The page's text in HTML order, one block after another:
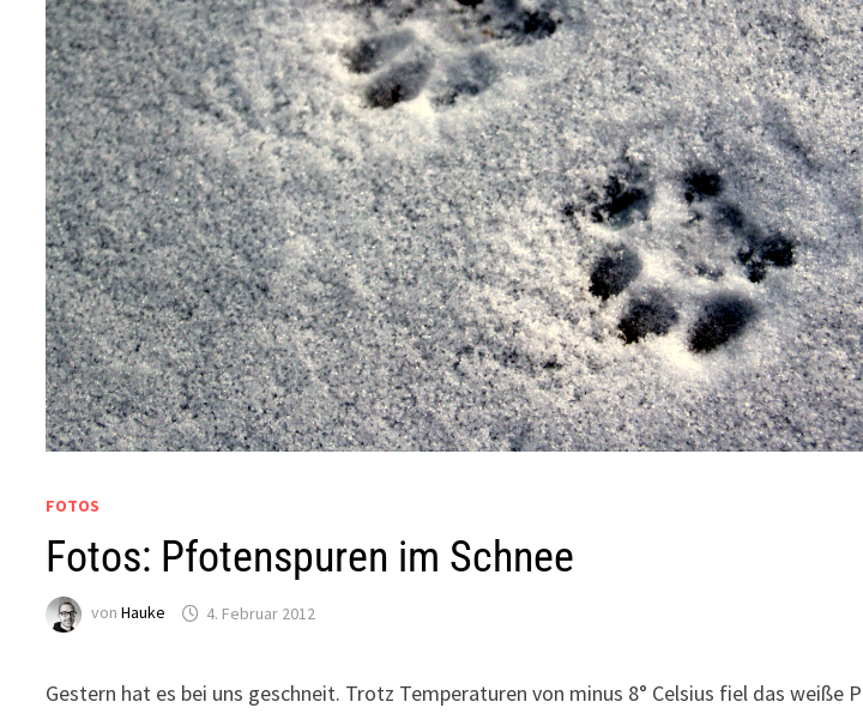
FOTOS
Fotos: Pfotenspuren im Schnee
vonHauke 4. Februar 2012
Gestern hat es bei uns geschneit. Trotz Temperaturen von minus 8° Celsius fiel das weiße